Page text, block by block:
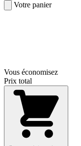
Votre panier
Vous économisez
Prix total